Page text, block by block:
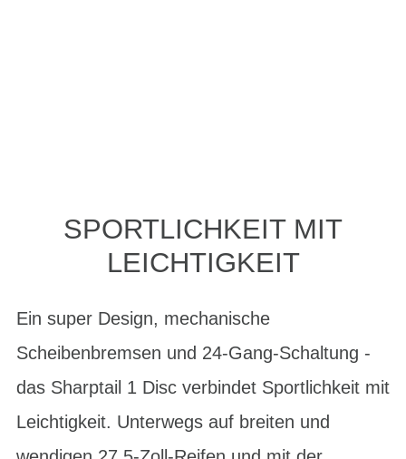
SPORTLICHKEIT MIT
LEICHTIGKEIT
Ein super Design, mechanische
Scheibenbremsen und 24-Gang-Schaltung -
das Sharptail 1 Disc verbindet Sportlichkeit mit
Leichtigkeit. Unterwegs auf breiten und